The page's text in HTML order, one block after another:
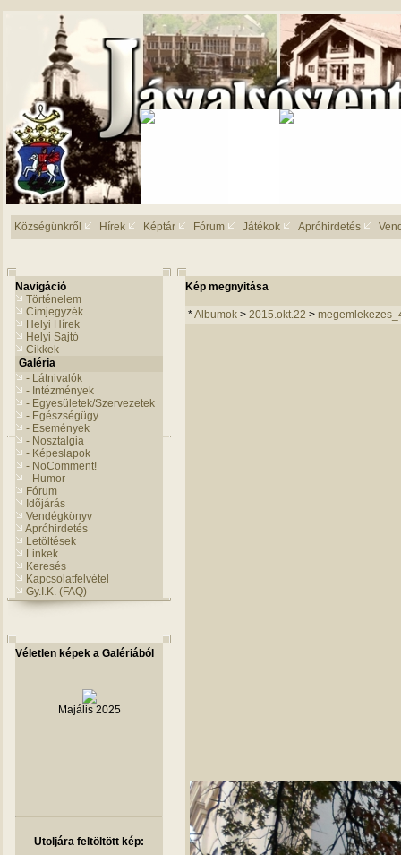
Községünkről Hírek Képtár Fórum Játékok Apróhirdetés
Navigáció
Történelem
Címjegyzék
Helyi Hírek
Helyi Sajtó
Cikkek
Galéria
- Látnivalók
- Intézmények
- Egyesületek/Szervezetek
- Egészségügy
- Események
- Nosztalgia
- Képeslapok
- NoComment!
- Humor
Fórum
Idõjárás
Vendégkönyv
Apróhirdetés
Letöltések
Linkek
Keresés
Kapcsolatfelvétel
Gy.I.K. (FAQ)
Véletlen képek a Galériából
Majális 2025
Utoljára feltöltött kép:
Kép megnyitása
*Albumok > 2015.okt.22 >